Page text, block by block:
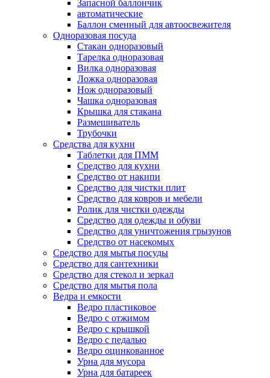
Запасной баллончик
автоматические
Баллон сменный для автоосвежителя
Одноразовая посуда
Стакан одноразовый
Тарелка одноразовая
Вилка одноразовая
Ложка одноразовая
Нож одноразовый
Чашка одноразовая
Крышка для стакана
Размешиватель
Трубочки
Средства для кухни
Таблетки для ПММ
Средство для кухни
Средство от накипи
Средство для чистки плит
Средство для ковров и мебели
Ролик для чистки одежды
Средство для одежды и обуви
Средство для уничтожения грызунов
Средство от насекомых
Средство для мытья посуды
Средство для сантехники
Средство для стекол и зеркал
Средство для мытья пола
Ведра и емкости
Ведро пластиковое
Ведро с отжимом
Ведро с крышкой
Ведро с педалью
Ведро оцинкованное
Урна для мусора
Урна для батареек